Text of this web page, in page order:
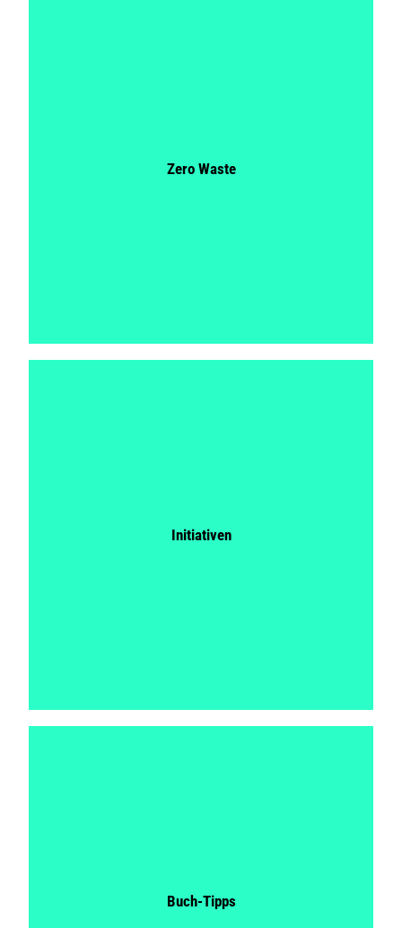
Zero Waste
Initiativen
Buch-Tipps